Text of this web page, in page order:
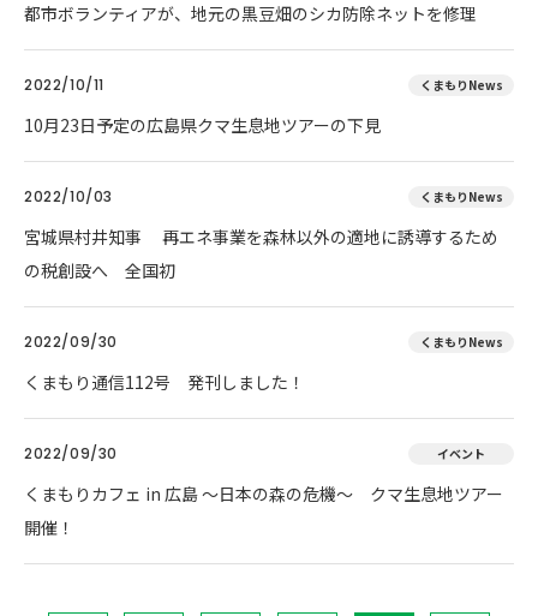
都市ボランティアが、地元の黒豆畑のシカ防除ネットを修理
2022/10/11 くまもりNews
10月23日予定の広島県クマ生息地ツアーの下見
2022/10/03 くまもりNews
宮城県村井知事 再エネ事業を森林以外の適地に誘導するため
の税創設へ 全国初
2022/09/30 くまもりNews
くまもり通信112号 発刊しました！
2022/09/30 イベント
くまもりカフェ in 広島 ～日本の森の危機～ クマ生息地ツアー
開催！